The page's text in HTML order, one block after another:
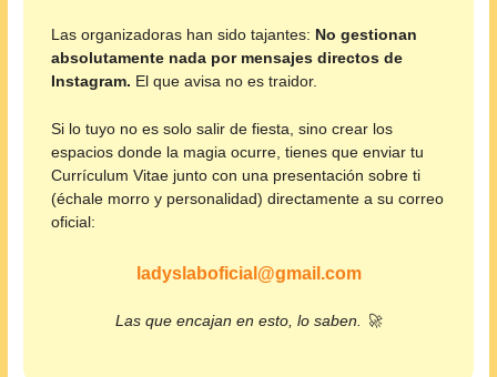
Las organizadoras han sido tajantes: No gestionan
absolutamente nada por mensajes directos de
Instagram. El que avisa no es traidor.
Si lo tuyo no es solo salir de fiesta, sino crear los
espacios donde la magia ocurre, tienes que enviar tu
Currículum Vitae junto con una presentación sobre ti
(échale morro y personalidad) directamente a su correo
oficial:
ladyslaboficial@gmail.com
Las que encajan en esto, lo saben. 🚀